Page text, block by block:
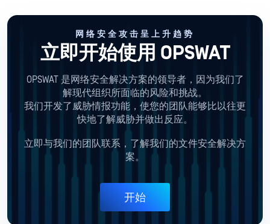
网络安全攻击呈上升趋势
立即开始使用 OPSWAT
OPSWAT 是网络安全解决方案的领导者，因为我们了
解现代组织所面临的风险和挑战。
我们开发了威胁情报功能，使您的团队能够比以往更
快地了解威胁并做出反应。
立即与我们的团队联系，了解我们的文件安全解决方
案。
开始